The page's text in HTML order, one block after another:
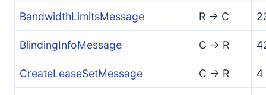
BandwidthLimitsMessage R -> C
BlindingInfoMessage C -> R
CreateLeaseSetMessage C -> R 4